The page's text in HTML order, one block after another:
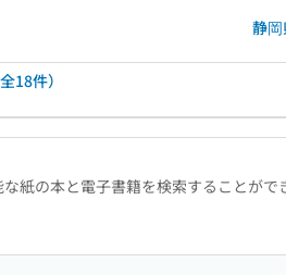
静
18件）
紙の本と電子書籍を検索することがで